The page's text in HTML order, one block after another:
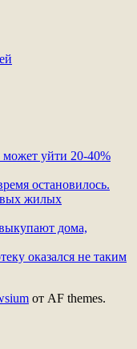
может уйти 20-40%
остановилось.
жилых
дома,
оказался не таким
от AF themes.